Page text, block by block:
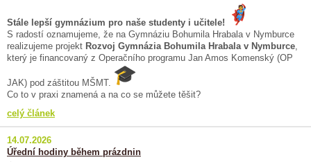
Stále lepší gymnázium pro naše studenty i učitele!
S radostí oznamujeme, že na Gymnáziu Bohumila Hrabala v Nymburce
realizujeme projekt Rozvoj Gymnázia Bohumila Hrabala v Nymburce,
který je financovaný z Operačního programu Jan Amos Komenský (OP
JAK) pod záštitou MŠMT.
Co to v praxi znamená a na co se můžete těšit?
celý článek
14.07.2026
Úřední hodiny během prázdnin